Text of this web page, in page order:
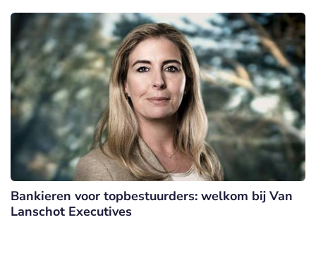
Bankieren voor topbestuurders: welkom bij Van
Lanschot Executives